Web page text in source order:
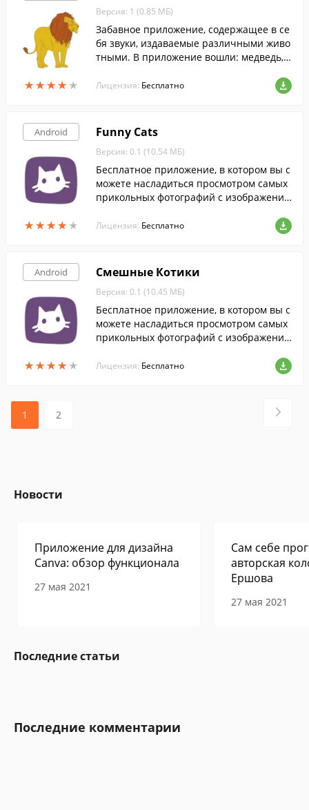
★★★★ ★
★★★★ ★
Версия: 1 (0.85 МБ)
Забавное приложение, содержащее в се
бя звуки, издаваемые различными живо
тными. В приложение вошли: медведь, в
лк.
Лицензия: Бесплатно
Android
★★★★ ★
★★★★ ★
Funny Cats
Версия: 0.1 (10.54 МБ)
Бесплатное приложение, в котором вы с
можете насладиться просмотром самых
прикольных фотографий с изображения
Лицензия: Бесплатно
Android
★★★★ ★
★★★★ ★
Смешные Котики
Версия: 0.1 (10.45 МБ)
Бесплатное приложение, в котором вы с
можете насладиться просмотром самых
прикольных фотографий с изображения
Лицензия: Бесплатно
1 2
Новости
Приложение для дизайна
Canva: обзор функционала
27 мая 2021
Сам себе
авторская
Ершова
27 мая 2021
Последние статьи
Последние комментарии